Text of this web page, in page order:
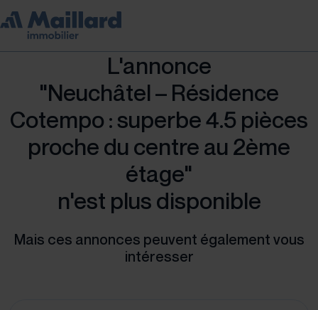
L'annonce
"Neuchâtel – Résidence
Cotempo : superbe 4.5 pièces
proche du centre au 2ème
étage"
n'est plus disponible
Mais ces annonces peuvent également vous
intéresser